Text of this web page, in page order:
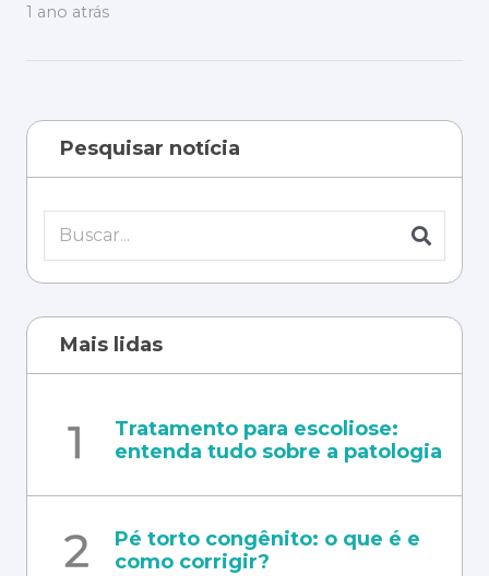
1 ano atrás
Pesquisar notícia
Mais lidas
Tratamento para escoliose:
entenda tudo sobre a patologia
Pé torto congênito: o que é e
como corrigir?